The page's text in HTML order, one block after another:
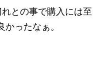
との事で購入には至
ったなぁ。